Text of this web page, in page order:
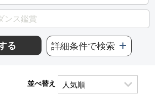
る 詳細条件で検索
並べ替え